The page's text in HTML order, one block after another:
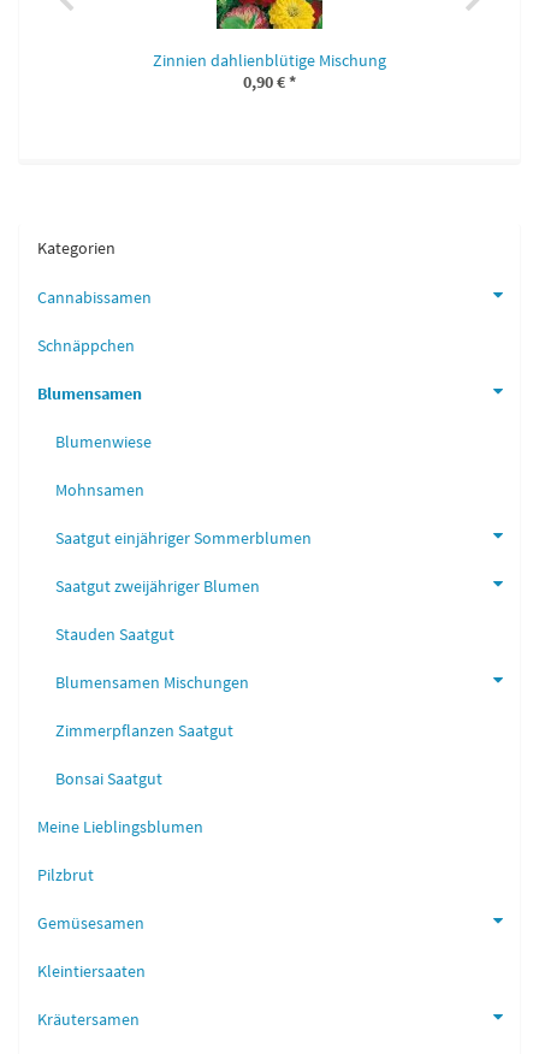
Zinnien dahlienblütige Mischung
0,90 €*
Kategorien
Cannabissamen
Schnäppchen
Blumensamen
Blumenwiese
Mohnsamen
Saatgut einjähriger Sommerblumen
Saatgut zweijähriger Blumen
Stauden Saatgut
Blumensamen Mischungen
Zimmerpflanzen Saatgut
Bonsai Saatgut
Meine Lieblingsblumen
Pilzbrut
Gemüsesamen
Kleintiersaaten
Kräutersamen